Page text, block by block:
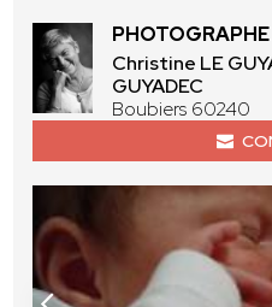
Christine LE
GUYADEC
Boubiers 60240